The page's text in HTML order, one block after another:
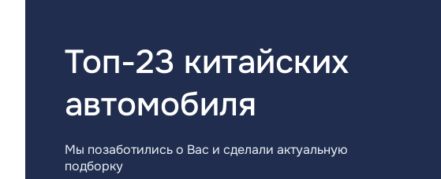
Топ-23 китайских
автомобиля
Мы позаботились о Вас и сделали актуальную
подборку